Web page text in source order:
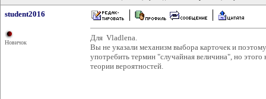
student2016
Новичок
Для Vladlena.
Вы не указали механизм выбора карточек и
употребить термин "случайная величина", но этого
теории вероятностей.